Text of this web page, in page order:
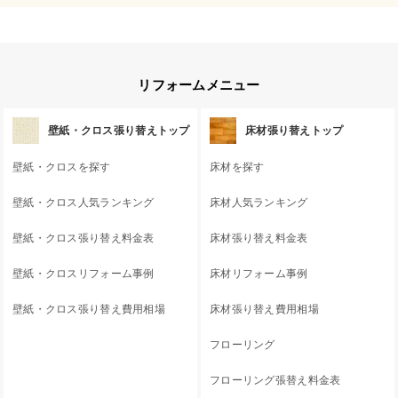
リフォームメニュー
壁紙・クロス張り替えトップ
壁紙・クロスを探す
壁紙・クロス人気ランキング
壁紙・クロス張り替え料金表
壁紙・クロスリフォーム事例
壁紙・クロス張り替え費用相場
床材張り替えトップ
床材を探す
床材人気ランキング
床材張り替え料金表
床材リフォーム事例
床材張り替え費用相場
フローリング
フローリング張替え料金表